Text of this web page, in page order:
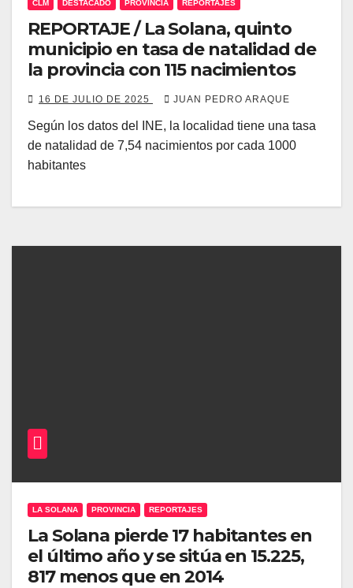
CLM DESTACADO PROVINCIA REPORTAJES
REPORTAJE / La Solana, quinto
municipio en tasa de natalidad de
la provincia con 115 nacimientos
16 DE JULIO DE 2025 JUAN PEDRO ARAQUE
Según los datos del INE, la localidad tiene una tasa
de natalidad de 7,54 nacimientos por cada 1000
habitantes
LA SOLANA PROVINCIA REPORTAJES
La Solana pierde 17 habitantes en
el último año y se sitúa en 15.225,
817 menos que en 2014